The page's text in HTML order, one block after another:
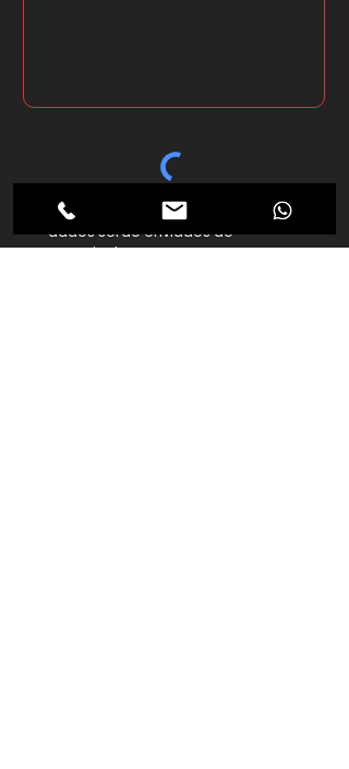
*Ao clicar no botão abaixo seus
dados serão enviados ao
anunciante.